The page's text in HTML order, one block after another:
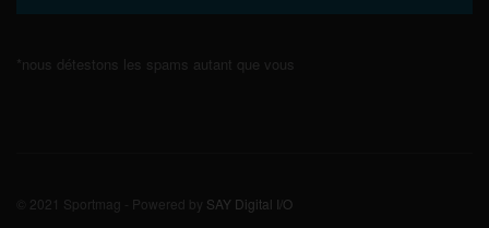
*nous détestons les spams autant que vous
© 2021 Sportmag - Powered by SAY Digital I/O